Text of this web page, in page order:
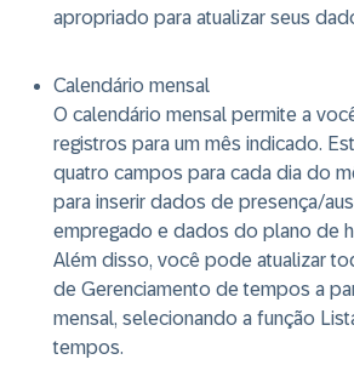
apropriado para atualizar seus
Calendário mensal
O calendário mensal permite a
registros para um mês indicado.
quatro campos para cada dia do
para inserir dados de presença/
empregado e dados do plano de
Além disso, você pode atualizar
de Gerenciamento de tempos a
mensal, selecionando a função
tempos.